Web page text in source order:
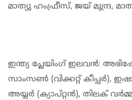
മാത്യു ഹംഫ്രീസ്, ജയ് മുന്ദ്ര,
ഇന്ത്യ പ്ലേയിംഗ് ഇലവൻ:
സാംസൺ (വിക്കറ്റ് കീപ്പർ),
അയ്യർ (ക്യാപ്റ്റൻ), തിലക്